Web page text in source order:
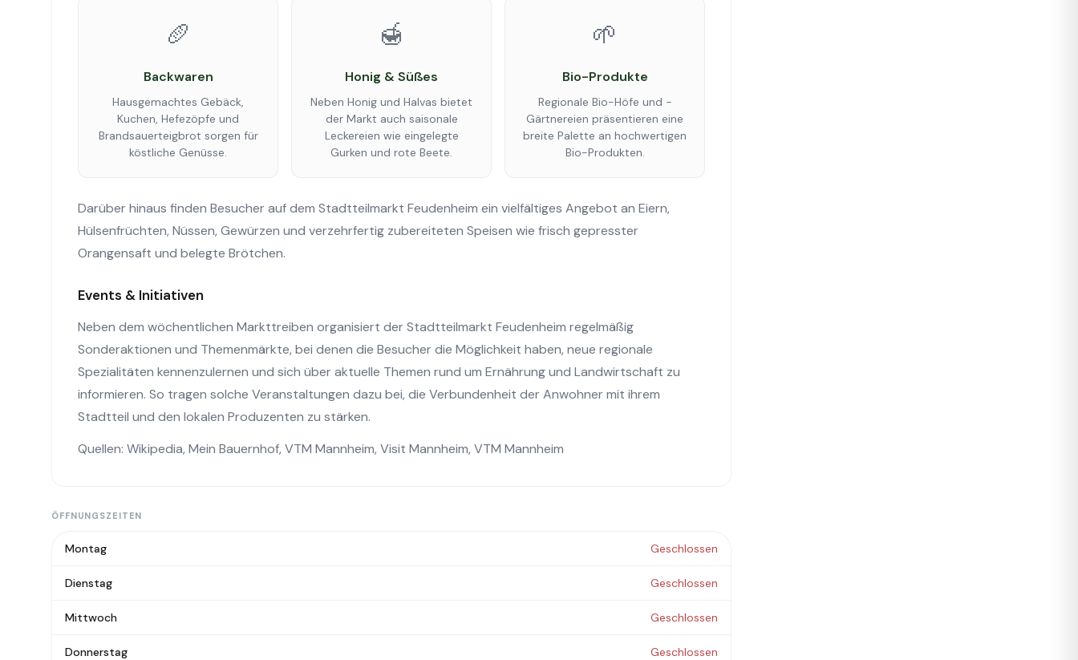
🥖
Backwaren
Hausgemachtes Gebäck,
Kuchen, Hefezöpfe und
Brandsauerteigbrot sorgen für
köstliche Genüsse.
🍯
Honig & Süßes
Neben Honig und Halvas bietet
der Markt auch saisonale
Leckereien wie eingelegte
Gurken und rote Beete.
🌱
Bio-Produkte
Regionale Bio-Höfe und -
Gärtnereien präsentieren eine
breite Palette an hochwertigen
Bio-Produkten.
Darüber hinaus finden Besucher auf dem Stadtteilmarkt Feudenheim ein vielfältiges Angebot an Eiern,
Hülsenfrüchten, Nüssen, Gewürzen und verzehrfertig zubereiteten Speisen wie frisch gepresster
Orangensaft und belegte Brötchen.
Events & Initiativen
Neben dem wöchentlichen Markttreiben organisiert der Stadtteilmarkt Feudenheim regelmäßig
Sonderaktionen und Themenmärkte, bei denen die Besucher die Möglichkeit haben, neue regionale
Spezialitäten kennenzulernen und sich über aktuelle Themen rund um Ernährung und Landwirtschaft zu
informieren. So tragen solche Veranstaltungen dazu bei, die Verbundenheit der Anwohner mit ihrem
Stadtteil und den lokalen Produzenten zu stärken.
Quellen: Wikipedia, Mein Bauernhof, VTM Mannheim, Visit Mannheim, VTM Mannheim
ÖFFNUNGSZEITEN
Montag Geschlossen
Dienstag Geschlossen
Mittwoch Geschlossen
Donnerstag Geschlossen